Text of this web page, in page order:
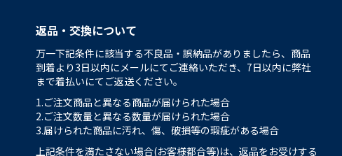
返品・交換について
万一下記条件に該当する不良品・誤納品がありましたら、商品
到着より3日以内にメールにてご連絡いただき、7日以内に弊社
まで着払いにてご返送ください。
1.ご注文商品と異なる商品が届けられた場合
2.ご注文数量と異なる数量が届けられた場合
3.届けられた商品に汚れ、傷、破損等の瑕疵がある場合
上記条件を満たさない場合(お客様都合等)は、返品をお受けする